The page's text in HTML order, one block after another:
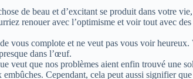
de beau et d’excitant se produit dans votre
renouer avec l’optimisme et voir tout avec
vous complote et ne veut pas vous voir heureux.
dans l’œuf.
veut que nos problèmes aient enfin trouvé une
Cependant, cela peut aussi signifier